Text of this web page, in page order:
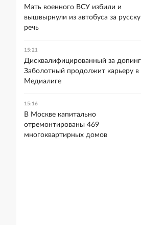
Мать военного ВСУ избили и
вышвырнули из автобуса за
речь
15:21
Дисквалифицированный за допинг
Заболотный продолжит карьеру в
Медиалиге
15:16
В Москве капитально
отремонтированы 469
многоквартирных домов